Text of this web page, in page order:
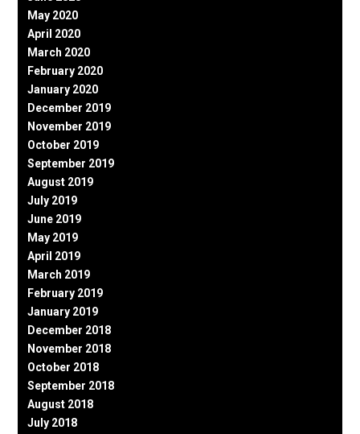
May 2020
April 2020
March 2020
February 2020
January 2020
December 2019
November 2019
October 2019
September 2019
August 2019
July 2019
June 2019
May 2019
April 2019
March 2019
February 2019
January 2019
December 2018
November 2018
October 2018
September 2018
August 2018
July 2018